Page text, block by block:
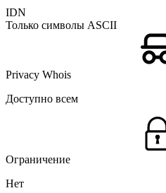
IDN
Только символы ASCII
Privacy Whois
Доступно всем
Ограничение
Нет